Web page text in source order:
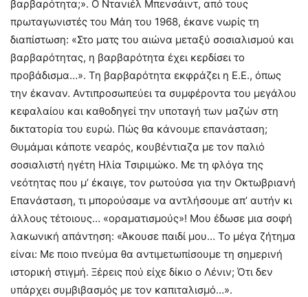
βαρβαρότητα;». Ο Ντανιέλ Μπενσάιντ, από τους
πρωταγωνιστές του Μάη του 1968, έκανε νωρίς τη
διαπίστωση: «Στο ματς του αιώνα μεταξύ σοσιαλισμού και
βαρβαρότητας, η βαρβαρότητα έχει κερδίσει το
προβάδισμα…». Τη βαρβαρότητα εκφράζει η Ε.Ε., όπως
την έκαναν. Αντιπροσωπεύει τα συμφέροντα του μεγάλου
κεφαλαίου και καθοδηγεί την υποταγή των μαζών στη
δικτατορία του ευρώ. Πώς θα κάνουμε επανάσταση;
Θυμάμαι κάποτε νεαρός, κουβέντιαζα με τον παλιό
σοσιαλιστή ηγέτη Ηλία Τσιριμώκο. Με τη φλόγα της
νεότητας που μ’ έκαιγε, τον ρωτούσα για την Οκτωβριανή
Επανάσταση, τι μπορούσαμε να αντλήσουμε απ’ αυτήν κι
άλλους τέτοιους… «οραματισμούς»! Μου έδωσε μια σοφή
λακωνική απάντηση: «Άκουσε παιδί μου… Το μέγα ζήτημα
είναι: Με ποιο πνεύμα θα αντιμετωπίσουμε τη σημερινή
ιστορική στιγμή. Ξέρεις πού είχε δίκιο ο Λένιν; Ότι δεν
υπάρχει συμβιβασμός με τον καπιταλισμό…».